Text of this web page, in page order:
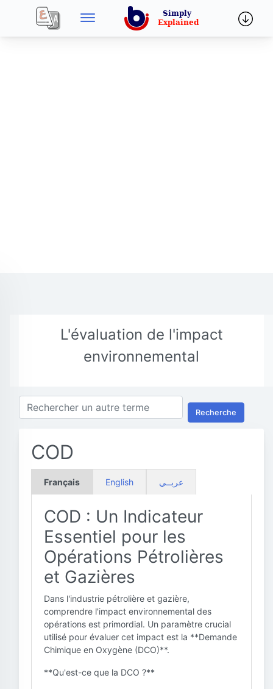
L'évaluation de l'impact
environnemental
Recherche
COD
Français English عربــي
COD : Un Indicateur
Essentiel pour les
Opérations Pétrolières
et Gazières
Dans l'industrie pétrolière et gazière,
comprendre l'impact environnemental des
opérations est primordial. Un paramètre crucial
utilisé pour évaluer cet impact est la **Demande
Chimique en Oxygène (DCO)**.
**Qu'est-ce que la DCO ?**